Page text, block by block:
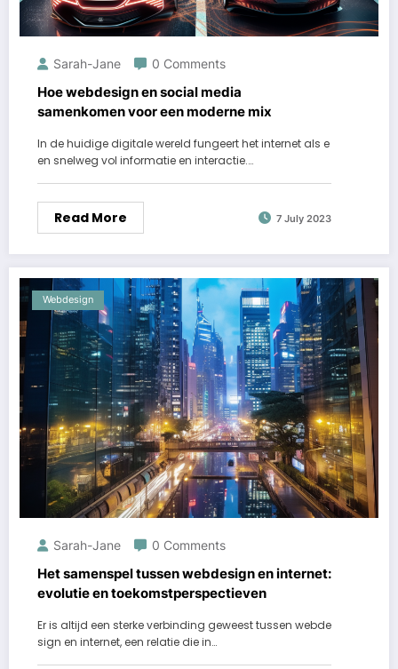
Sarah-Jane 0 Comments
Hoe webdesign en social media
samenkomen voor een moderne mix
In de huidige digitale wereld fungeert het internet als e
en snelweg vol informatie en interactie.…
Read More 7 July 2023
Webdesign
Sarah-Jane 0 Comments
Het samenspel tussen webdesign en internet:
evolutie en toekomstperspectieven
Er is altijd een sterke verbinding geweest tussen webde
sign en internet, een relatie die in…